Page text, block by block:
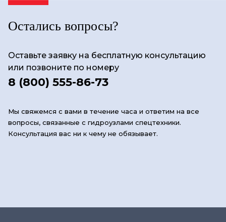
Остались вопросы?
Оставьте заявку на бесплатную консультацию
или позвоните по номеру
8 (800) 555-86-73
Мы свяжемся с вами в течение часа и ответим на все
вопросы, связанные с гидроузлами спецтехники.
Консультация вас ни к чему не обязывает.